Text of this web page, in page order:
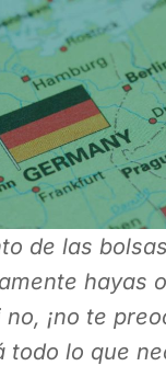
de las
hayas
no, ¡no te
todo lo que